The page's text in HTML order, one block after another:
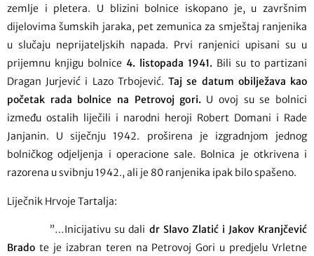
zemlje i pletera. U blizini bolnice iskopano je, u završnim
dijelovima šumskih jaraka, pet zemunica za smještaj ranjenika
u slučaju neprijateljskih napada. Prvi ranjenici upisani su u
prijemnu knjigu bolnice 4. listopada 1941. Bili su to partizani
Dragan Jurjević i Lazo Trbojević.Taj se datum obilježava kao
početak rada bolnice na Petrovoj gori. U ovoj su se bolnici
između ostalih liječili i narodni heroji Robert Domani i Rade
Janjanin. U siječnju 1942. proširena je izgradnjom jednog
bolničkog odjeljenja i operacione sale. Bolnica je otkrivena i
razorena u svibnju 1942., ali je 80 ranjenika ipak bilo spašeno.
Liječnik Hrvoje Tartalja:
”…Inicijativu su dali dr Slavo Zlatić i Jakov Kranjčević
Brado te je izabran teren na Petrovoj Gori u predjelu Vrletne